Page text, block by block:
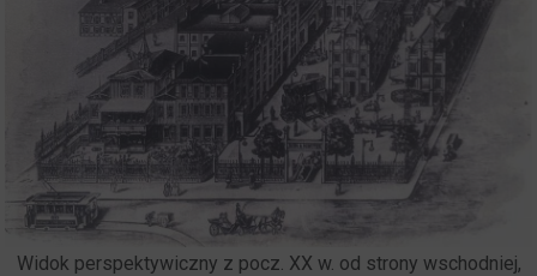
Widok perspektywiczny z pocz. XX w. od strony wschodniej,